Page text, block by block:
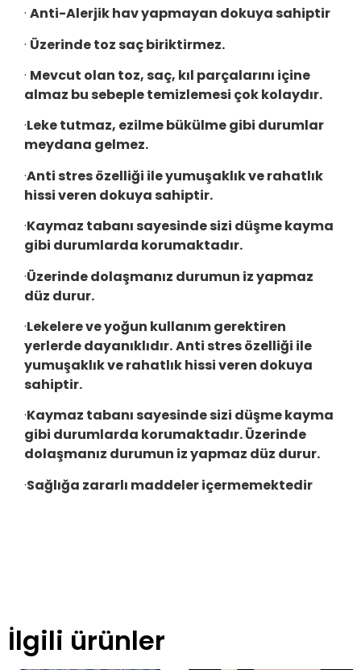
· Anti-Alerjik hav yapmayan dokuya sahiptir
· Üzerinde toz saç biriktirmez.
· Mevcut olan toz, saç, kıl parçalarını içine
almaz bu sebeple temizlemesi çok kolaydır.
·Leke tutmaz, ezilme bükülme gibi durumlar
meydana gelmez.
·Anti stres özelliği ile yumuşaklık ve rahatlık
hissi veren dokuya sahiptir.
·Kaymaz tabanı sayesinde sizi düşme kayma
gibi durumlarda korumaktadır.
·Üzerinde dolaşmanız durumun iz yapmaz
düz durur.
·Lekelere ve yoğun kullanım gerektiren
yerlerde dayanıklıdır.Anti stres özelliği ile
yumuşaklık ve rahatlık hissi veren dokuya
sahiptir.
·Kaymaz tabanı sayesinde sizi düşme kayma
gibi durumlarda korumaktadır. Üzerinde
dolaşmanız durumun iz yapmaz düz durur.
·Sağlığa zararlı maddeler içermemektedir
İlgili ürünler